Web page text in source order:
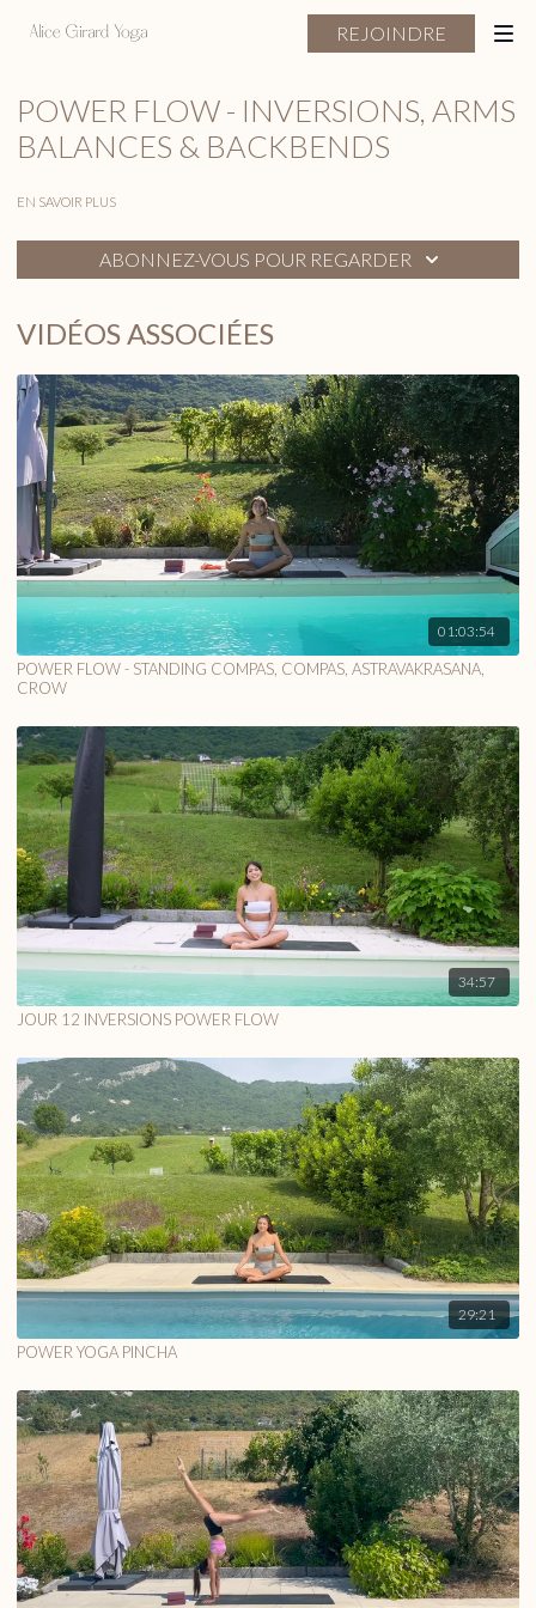
REJOINDRE
POWER FLOW - INVERSIONS, ARMS
BALANCES & BACKBENDS
EN SAVOIR PLUS
ABONNEZ-VOUS POUR REGARDER
VIDÉOS ASSOCIÉES
01:03:54
POWER FLOW - STANDING COMPAS, COMPAS, ASTRAVAKRASANA,
CROW
34:57
JOUR 12 INVERSIONS POWER FLOW
29:21
POWER YOGA PINCHA